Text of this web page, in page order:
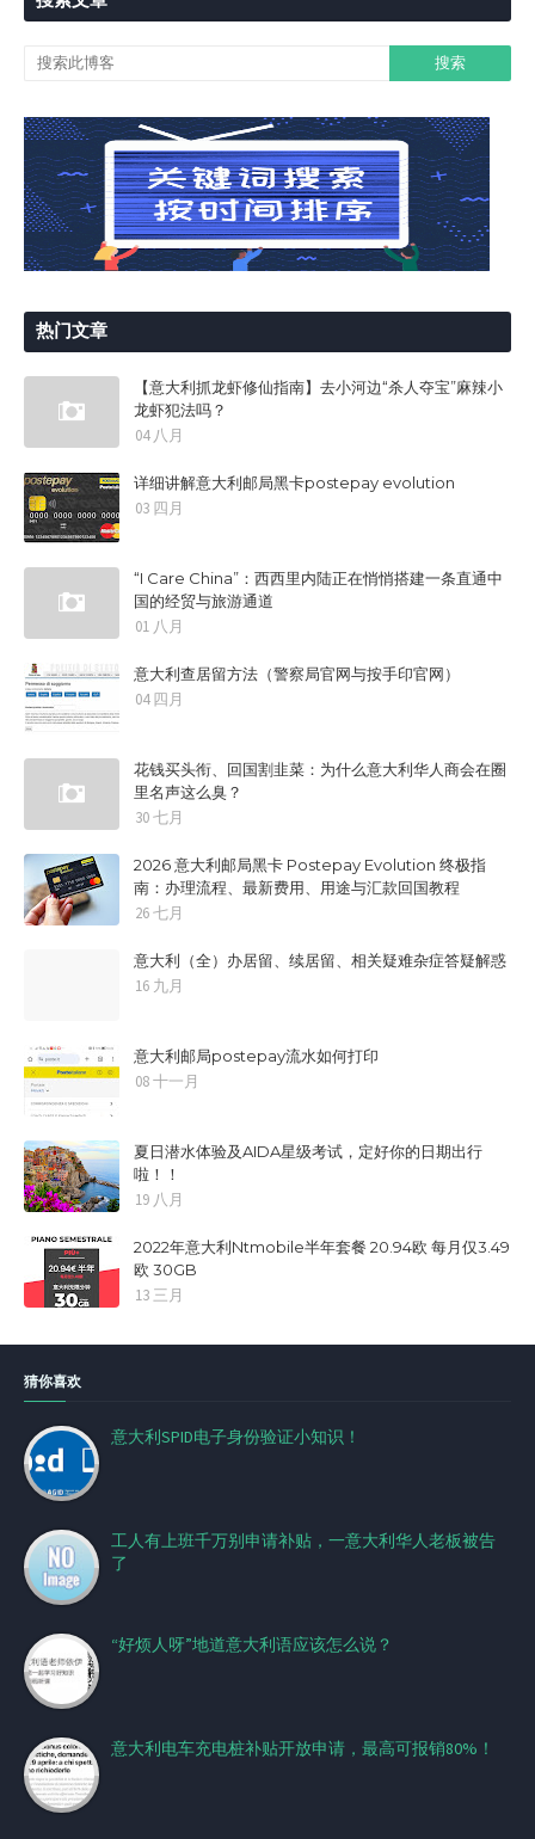
热门文章
【意大利抓龙虾修仙指南】去小河边“杀人夺宝”麻辣小
龙虾犯法吗？
04 八月
详细讲解意大利邮局黑卡postepay evolution
03 四月
“I Care China”：西西里内陆正在悄悄搭建一条直通中
国的经贸与旅游通道
01 八月
意大利查居留方法（警察局官网与按手印官网）
04 四月
花钱买头衔、回国割韭菜：为什么意大利华人商会在圈
里名声这么臭？
30 七月
2026 意大利邮局黑卡 Postepay Evolution 终极指
南：办理流程、最新费用、用途与汇款回国教程
26 七月
意大利（全）办居留、续居留、相关疑难杂症答疑解惑
16 九月
意大利邮局postepay流水如何打印
08 十一月
夏日潜水体验及AIDA星级考试，定好你的日期出行
啦！！
19 八月
2022年意大利Ntmobile半年套餐 20.94欧 每月仅3.49
欧 30GB
13 三月
猜你喜欢
意大利SPID电子身份验证小知识！
工人有上班千万别申请补贴，一意大利华人老板被告
了
“好烦人呀”地道意大利语应该怎么说？
意大利电车充电桩补贴开放申请，最高可报销80%！